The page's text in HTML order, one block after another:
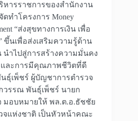
หารราชการของสำนักงาน
ทำโครงการ Money
“ส่งสุขทางการเงิน เพื่อ
ขึ้นเพื่อส่งเสริมความรู้ด้าน
นำไปสู่การสร้างความมั่นคง
และการมีคุณภาพชีวิตที่ดี
ธุ์เพ็ชร์ ผู้บัญชาการตำรวจ
รรณ พันธุ์เพ็ชร์ นายก
มอบหมายให้ พล.ต.อ.ธัชชัย
จแห่งชาติ เป็นหัวหน้าคณะ